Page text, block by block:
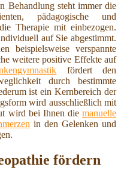
Behandlung steht immer die
pädagogische und
Therapie mit einbezogen.
auf Sie abgestimmt.
beispielsweise verspannte
weitere positive Effekte auf
fördert den
durch bestimmte
ist ein Kernbereich der
wird ausschließlich mit
wird bei Ihnen die manuelle
in den Gelenken und
fördern